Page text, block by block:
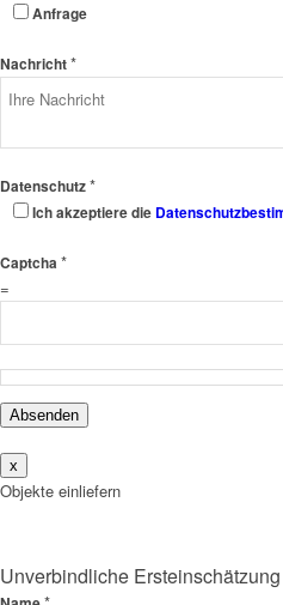
Anfrage
Nachricht*
Datenschutz*
Ich akzeptiere die
Captcha *
=
Absenden
x
Objekte einliefern
Unverbindliche